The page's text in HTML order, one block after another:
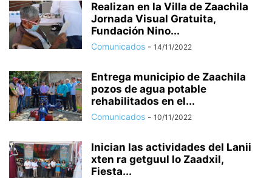
Realizan en la Villa de Zaachila
Jornada Visual Gratuita,
Fundación Nino...
Comunicados - 14/11/2022
Entrega municipio de Zaachila
pozos de agua potable
rehabilitados en el...
Comunicados - 10/11/2022
Inician las actividades del Lanii
xten ra getguul lo Zaadxil,
Fiesta...